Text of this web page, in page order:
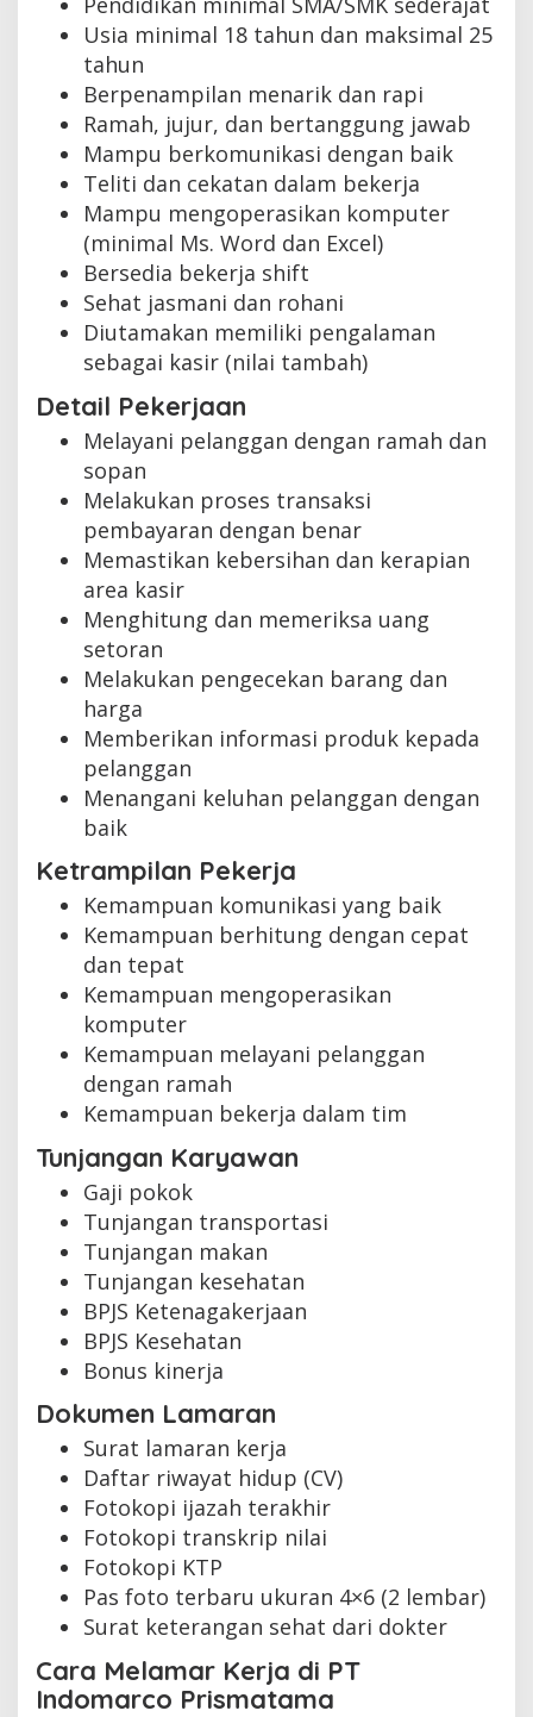
Usia minimal 18 tahun dan maksimal 25
tahun
Berpenampilan menarik dan rapi
Ramah, jujur, dan bertanggung jawab
Mampu berkomunikasi dengan baik
Teliti dan cekatan dalam bekerja
Mampu mengoperasikan komputer
(minimal Ms. Word dan Excel)
Bersedia bekerja shift
Sehat jasmani dan rohani
Diutamakan memiliki pengalaman
sebagai kasir (nilai tambah)
Detail Pekerjaan
Melayani pelanggan dengan ramah dan
sopan
Melakukan proses transaksi
pembayaran dengan benar
Memastikan kebersihan dan kerapian
area kasir
Menghitung dan memeriksa uang
setoran
Melakukan pengecekan barang dan
harga
Memberikan informasi produk kepada
pelanggan
Menangani keluhan pelanggan dengan
baik
Ketrampilan Pekerja
Kemampuan komunikasi yang baik
Kemampuan berhitung dengan cepat
dan tepat
Kemampuan mengoperasikan
komputer
Kemampuan melayani pelanggan
dengan ramah
Kemampuan bekerja dalam tim
Tunjangan Karyawan
Gaji pokok
Tunjangan transportasi
Tunjangan makan
Tunjangan kesehatan
BPJS Ketenagakerjaan
BPJS Kesehatan
Bonus kinerja
Dokumen Lamaran
Surat lamaran kerja
Daftar riwayat hidup (CV)
Fotokopi ijazah terakhir
Fotokopi transkrip nilai
Fotokopi KTP
Pas foto terbaru ukuran 4×6 (2 lembar)
Surat keterangan sehat dari dokter
Cara Melamar Kerja di PT
Indomarco Prismatama